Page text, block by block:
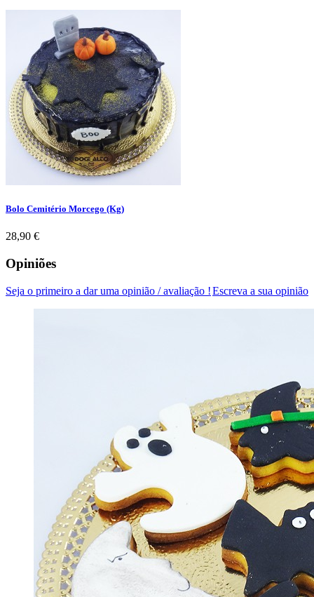
Bolo Cemitério Morcego (Kg)
Preço
28,90 €
Opiniões
Escreva a sua opinião
Seja o primeiro a dar uma opinião / avaliação !